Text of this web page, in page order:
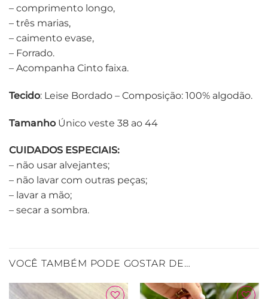
– comprimento longo,
– três marias,
– caimento evase,
– Forrado.
– Acompanha Cinto faixa.
Tecido: Leise Bordado – Composição: 100% algodão.
Tamanho Único veste 38 ao 44
CUIDADOS ESPECIAIS:
– não usar alvejantes;
– não lavar com outras peças;
– lavar a mão;
– secar a sombra.
VOCÊ TAMBÉM PODE GOSTAR DE…